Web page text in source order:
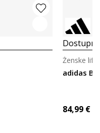
adidas
Ženske
84,99 €